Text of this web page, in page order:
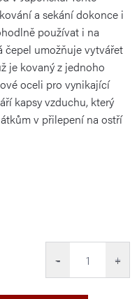
a sekání dokonce i
používat i na
čepel umožňuje vytvářet
je kovaný z jednoho
oceli pro vynikající
kapsy vzduchu, který
v přilepení na ostří
+
−